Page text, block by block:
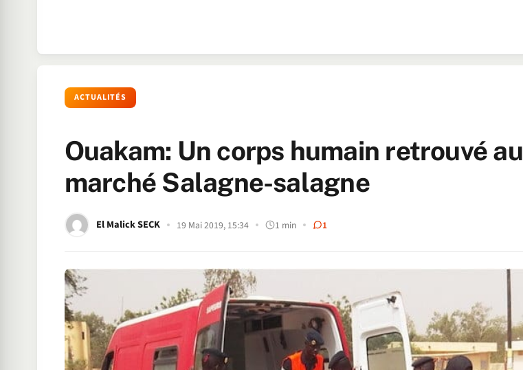
ACTUALITÉS
Ouakam: Un corps humain retrouvé au
marché Salagne-salagne
El Malick SECK 19 Mai 2019, 15:34 1 min 1